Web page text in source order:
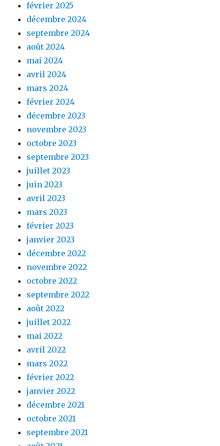
février 2025
décembre 2024
septembre 2024
août 2024
mai 2024
avril 2024
mars 2024
février 2024
décembre 2023
novembre 2023
octobre 2023
septembre 2023
juillet 2023
juin 2023
avril 2023
mars 2023
février 2023
janvier 2023
décembre 2022
novembre 2022
octobre 2022
septembre 2022
août 2022
juillet 2022
mai 2022
avril 2022
mars 2022
février 2022
janvier 2022
décembre 2021
octobre 2021
septembre 2021